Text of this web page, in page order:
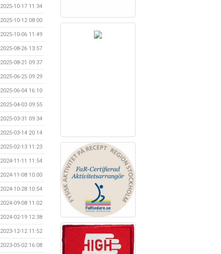
2025-10-17 11:34
2025-10-12 08:00
2025-10-06 11:49
2025-08-26 13:57
2025-08-21 09:37
2025-06-25 09:29
2025-06-04 16:10
2025-04-03 09:55
2025-03-31 09:34
2025-03-14 20:14
2025-02-13 11:23
2024-11-11 11:54
2024-11-08 10:00
2024-10-28 10:54
2024-09-08 11:02
2024-02-19 12:38
2023-12-12 11:52
2023-05-02 16:08